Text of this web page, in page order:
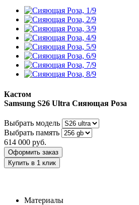
Кастом
Samsung S26 Ultra Сияющая Роза
Выбрать модель
Выбрать память
614 000 руб.
Оформить заказ
Купить в 1 клик
Материалы